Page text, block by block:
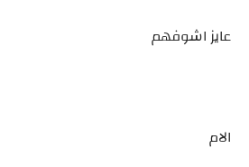
عايز اشوفهم
الام